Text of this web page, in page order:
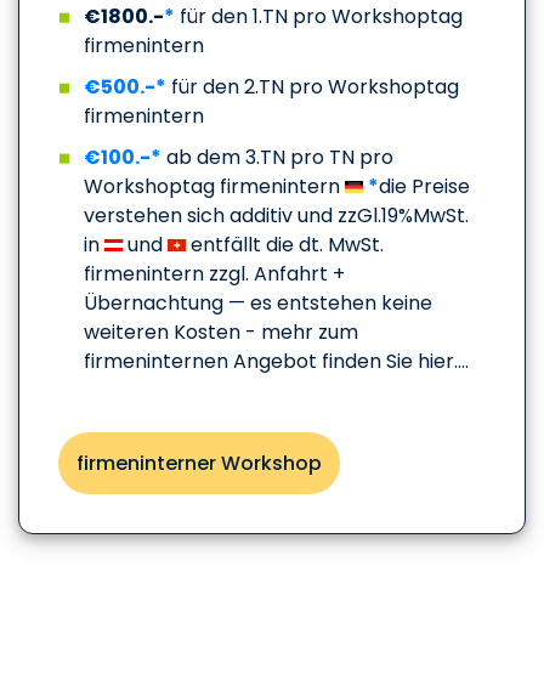
€1800.-* für den 1.TN pro Workshoptag
firmenintern
€500.-* für den 2.TN pro Workshoptag
firmenintern
€100.-* ab dem 3.TN pro TN pro
Workshoptag firmenintern
*die Preise
verstehen sich additiv und zzGl.19%MwSt.
in
und
entfällt die dt. MwSt.
firmenintern zzgl. Anfahrt +
Übernachtung — es entstehen keine
weiteren Kosten - mehr zum
firmeninternen Angebot finden Sie hier....
firmeninterner Workshop